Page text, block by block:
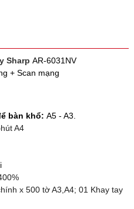
Sharp AR-6031NV
+ Scan mạng
bàn khổ: A5 - A3.
A4
x 500 tờ A3,A4; 01 Khay tay